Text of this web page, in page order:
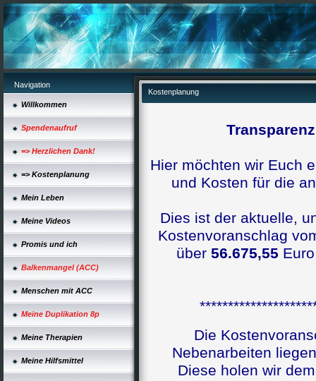
Navigation
Willkommen
Spendenaufruf
=> Herzlichen Dank!
=> Kostenplanung
Mein Leben
Meine Videos
Promis und ich
Balkenmangel (ACC)
Menschen mit ACC
Meine Duplikation 8p
Meine Therapien
Meine Hilfsmittel
Kostenplanung
Hier möchten wir Euch
und Kosten für die
Dies ist der aktuelle,
Kostenvoranschlag
über 56.675,55
Die
Nebenarbeiten
Diese holen wir